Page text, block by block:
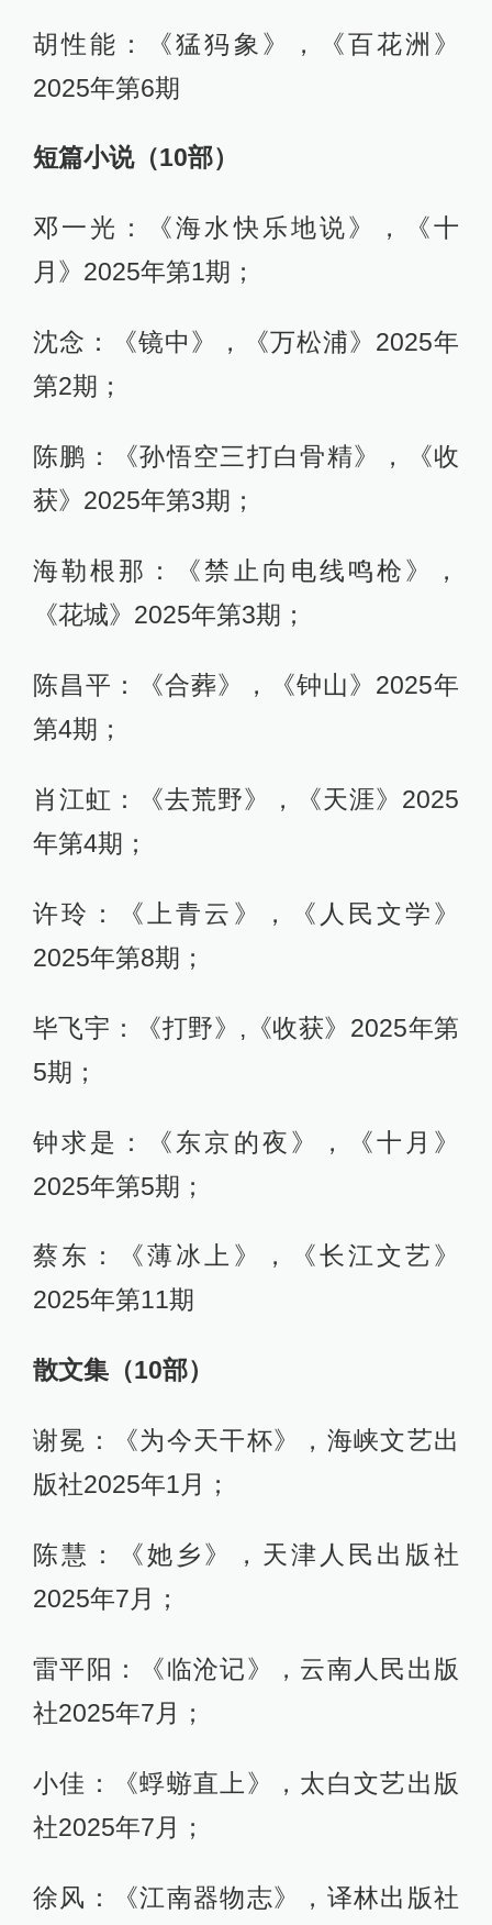
胡性能：《猛犸象》，《百花洲》
2025年第6期
短篇小说（10部）
邓一光：《海水快乐地说》，《十
月》2025年第1期；
沈念：《镜中》，《万松浦》2025年
第2期；
陈鹏：《孙悟空三打白骨精》，《收
获》2025年第3期；
海勒根那：《禁止向电线鸣枪》，
《花城》2025年第3期；
陈昌平：《合葬》，《钟山》2025年
第4期；
肖江虹：《去荒野》，《天涯》2025
年第4期；
许玲：《上青云》，《人民文学》
2025年第8期；
毕飞宇：《打野》,《收获》2025年第
5期；
钟求是：《东京的夜》，《十月》
2025年第5期；
蔡东：《薄冰上》，《长江文艺》
2025年第11期
散文集（10部）
谢冕：《为今天干杯》，海峡文艺出
版社2025年1月；
陈慧：《她乡》，天津人民出版社
2025年7月；
雷平阳：《临沧记》，云南人民出版
社2025年7月；
小佳：《蜉蝣直上》，太白文艺出版
社2025年7月；
徐风：《江南器物志》，译林出版社